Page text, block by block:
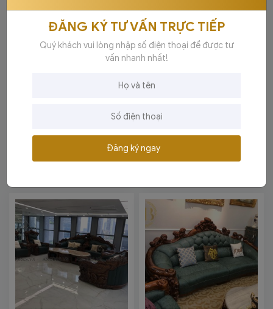
Sofa Nâu Đẳng Cấp Bán
315,000,000đ
-30%
SOFA GỖ MUN VIP ĐẲNG
CẤP GIA CHỦ
476,000,000đ
-30%
ĐĂNG KÝ TƯ VẤN TRỰC TIẾP
Quý khách vui lòng nhập số điện thoại để được tư
vấn nhanh nhất!
Đăng ký ngay